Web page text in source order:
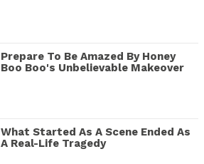
Prepare To Be Amazed By Honey
Boo Boo's Unbelievable Makeover
What Started As A Scene Ended As
A Real-Life Tragedy